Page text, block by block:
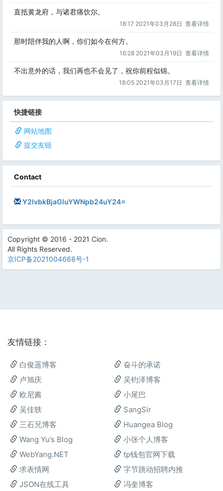
直抵黄龙府，与诸君痛饮尔。
18:17 2021年03月28日 查看详情
那时陪伴我的人啊，你们如今在何方。
16:28 2021年03月19日 查看详情
不出意外的话，我们再也不会见了，祝你前程似锦。
18:05 2021年03月17日 查看详情
快捷链接
网站地图
提交友链
Contact
Y2lvbkBjaGluYWNpb24uY24=
Copyright © 2016 - 2021 Cion.
All Rights Reserved.
京ICP备2021004668号-1
友情链接：
白俊遥博客
奋斗的承诺
卢旭庆
吴钧泽博客
欧尼酱
小尾巴
吴佳轶
SangSir
三石兄博客
Huangea Blog
Wang Yu’s Blog
小张个人博客
WebYang.NET
tp钱包官网下载
求表情网
字节跳动招聘内推
JSON在线工具
冯奎博客